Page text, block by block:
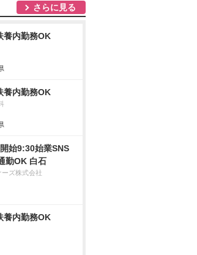
さらに見る
養内勤務OK
養内勤務OK
始9:30始業SNS
勤OK 白石
ズ株式会社
養内勤務OK